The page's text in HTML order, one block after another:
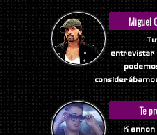
Miguel
entrevistar
Te
K